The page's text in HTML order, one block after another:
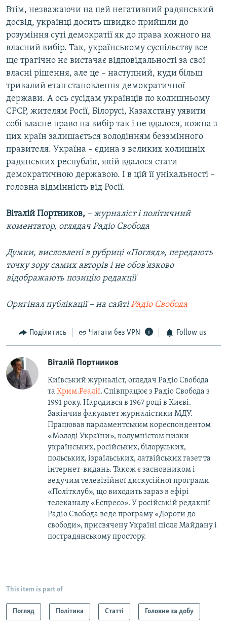
Втім, незважаючи на цей негативний радянський
досвід, українці досить швидко прийшли до
розуміння суті демократії як до права кожного на
власний вибір. Так, українському суспільству все
ще трагічно не вистачає відповідальності за свої
власні рішення, але це – наступний, куди більш
тривалий етап становлення демократичної
держави. А ось сусідам українців по колишньому
СРСР, жителям Росії, Білорусі, Казахстану уявити
собі власне право на вибір так і не вдалося, кожна з
цих країн залишається володінням беззмінного
правителя. Україна – єдина з великих колишніх
радянських республік, якій вдалося стати
демократичною державою. І в цій її унікальності –
головна відмінність від Росії.
Віталій Портников, – журналіст і політичний
коментатор, оглядач Радіо Свобода
Думки, висловлені в рубриці «Погляд», передають
точку зору самих авторів і не обов'язково
відображають позицію редакції
Оригінал публікації – на сайтіРадіо Свобода
Поділитись Читати без VPN Follow us
Віталій Портников
Київський журналіст, оглядач Радіо Свобода
та Крим.Реалії. Співпрацює з Радіо Свобода з
1991 року. Народився в 1967 році в Києві.
Закінчив факультет журналістики МДУ.
Працював парламентським кореспондентом
«Молоді України», колумністом низки
українських, російських, білоруських,
польських, ізраїльських, латвійських газет та
інтернет-видань. Також є засновником і
ведучим телевізійної дискусійної програми
«Політклуб», що виходить зараз в ефірі
телеканалу «Еспресо». У російській редакції
Радіо Свобода веде програму «Дороги до
свободи», присвячену Україні після Майдану і
пострадянському простору.
This item is part of
Погляд Політика Статті Головне за добу